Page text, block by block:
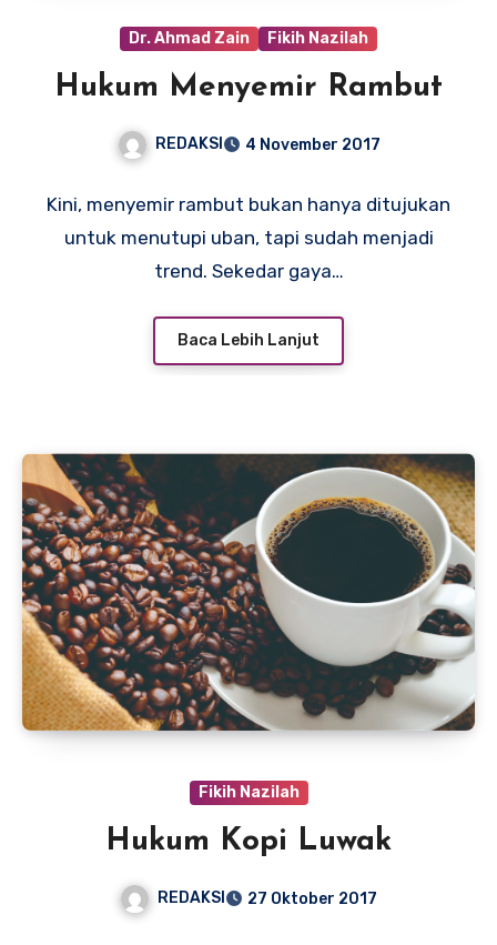
Dr. Ahmad Zain Fikih Nazilah
Hukum Menyemir Rambut
REDAKSI 4 November 2017
Kini, menyemir rambut bukan hanya ditujukan
untuk menutupi uban, tapi sudah menjadi
trend. Sekedar gaya…
Baca Lebih Lanjut
Fikih Nazilah
Hukum Kopi Luwak
REDAKSI 27 Oktober 2017